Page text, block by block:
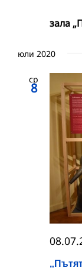
зала
юли 2020
ср
8